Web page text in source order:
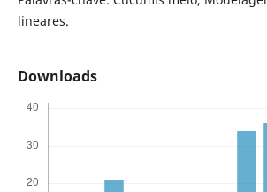
lineares.
Downloads